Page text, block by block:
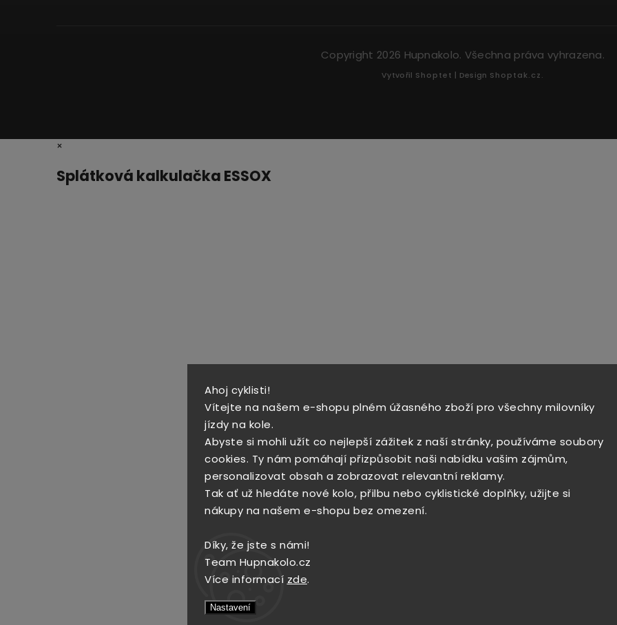
Ahoj cyklisti!
Vítejte na našem e-shopu plném úžasného zboží pro všechny milovníky
jízdy na kole.
Abyste si mohli užít co nejlepší zážitek z naší stránky, používáme soubory
cookies. Ty nám pomáhají přizpůsobit naši nabídku vašim zájmům,
personalizovat obsah a zobrazovat relevantní reklamy.
Tak ať už hledáte nové kolo, přilbu nebo cyklistické doplňky, užijte si
nákupy na našem e-shopu bez omezení.
Díky, že jste s námi!
Team Hupnakolo.cz
Více informací zde.
Nastavení
Copyright 2026 Hupnakolo. Všechna práva vyhrazena.
Vytvořil Shoptet | Design Shoptak.cz.
×
Splátková kalkulačka ESSOX